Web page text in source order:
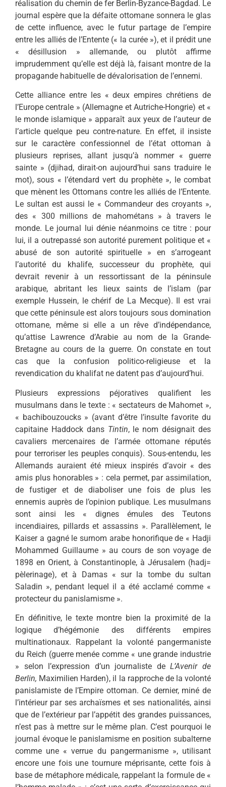
réalisation du chemin de fer Berlin-Byzance-Bagdad. Le
journal espère que la défaite ottomane sonnera le glas
de cette influence, avec le futur partage de l’empire
entre les alliés de l’Entente (« la curée »), et il prédit une
« désillusion » allemande, ou plutôt affirme
imprudemment qu’elle est déjà là, faisant montre de la
propagande habituelle de dévalorisation de l’ennemi.
Cette alliance entre les « deux empires chrétiens de
l’Europe centrale » (Allemagne et Autriche-Hongrie) et «
le monde islamique » apparaît aux yeux de l’auteur de
l’article quelque peu contre-nature. En effet, il insiste
sur le caractère confessionnel de l’état ottoman à
plusieurs reprises, allant jusqu’à nommer « guerre
sainte » (djihad, dirait-on aujourd’hui sans traduire le
mot), sous « l’étendard vert du prophète », le combat
que mènent les Ottomans contre les alliés de l’Entente.
Le sultan est aussi le « Commandeur des croyants »,
des « 300 millions de mahométans » à travers le
monde. Le journal lui dénie néanmoins ce titre : pour
lui, il a outrepassé son autorité purement politique et «
abusé de son autorité spirituelle » en s’arrogeant
l’autorité du khalife, successeur du prophète, qui
devrait revenir à un ressortissant de la péninsule
arabique, abritant les lieux saints de l’islam (par
exemple Hussein, le chérif de La Mecque). Il est vrai
que cette péninsule est alors toujours sous domination
ottomane, même si elle a un rêve d’indépendance,
qu’attise Lawrence d’Arabie au nom de la Grande-
Bretagne au cours de la guerre. On constate en tout
cas que la confusion politico-religieuse et la
revendication du khalifat ne datent pas d’aujourd’hui.
Plusieurs expressions péjoratives qualifient les
musulmans dans le texte : « sectateurs de Mahomet »,
« bachibouzoucks » (avant d’être l’insulte favorite du
capitaine Haddock dans Tintin, le nom désignait des
cavaliers mercenaires de l’armée ottomane réputés
pour terroriser les peuples conquis). Sous-entendu, les
Allemands auraient été mieux inspirés d’avoir « des
amis plus honorables » : cela permet, par assimilation,
de fustiger et de diaboliser une fois de plus les
ennemis auprès de l’opinion publique. Les musulmans
sont ainsi les « dignes émules des Teutons
incendiaires, pillards et assassins ». Parallèlement, le
Kaiser a gagné le surnom arabe honorifique de « Hadji
Mohammed Guillaume » au cours de son voyage de
1898 en Orient, à Constantinople, à Jérusalem (hadj=
pèlerinage), et à Damas « sur la tombe du sultan
Saladin », pendant lequel il a été acclamé comme «
protecteur du panislamisme ».
En définitive, le texte montre bien la proximité de la
logique d’hégémonie des différents empires
multinationaux. Rappelant la volonté pangermaniste
du Reich (guerre menée comme « une grande industrie
» selon l’expression d’un journaliste deL’Avenir de
Berlin, Maximilien Harden), il la rapproche de la volonté
panislamiste de l’Empire ottoman. Ce dernier, miné de
l’intérieur par ses archaïsmes et ses nationalités, ainsi
que de l’extérieur par l’appétit des grandes puissances,
n’est pas à mettre sur le même plan. C’est pourquoi le
journal évoque le panislamisme en position subalterne
comme une « verrue du pangermanisme », utilisant
encore une fois une tournure méprisante, cette fois à
base de métaphore médicale, rappelant la formule de «